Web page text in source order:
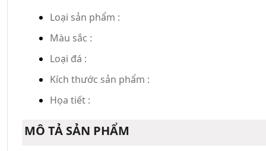
Loại sản phẩm :
Màu sắc :
Loại đá :
Kích thước sản phẩm :
Họa tiết :
MÔ TẢ SẢN PHẨM